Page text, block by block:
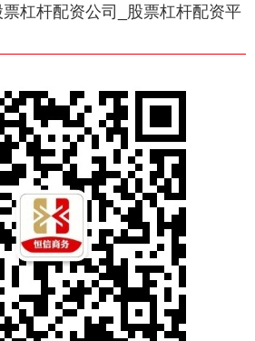
杠杆配资公司_股票杠杆配资平